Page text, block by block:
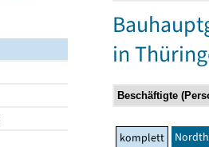
in
komplett